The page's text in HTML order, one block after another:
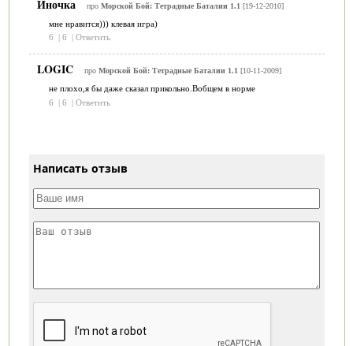
Иночка про Морской Бой: Тетрадные Баталии 1.1 [19-12-2010]
мне нравится))) клевая игра)
6
| 6 | Ответить
LOGIC про Морской Бой: Тетрадные Баталии 1.1 [10-11-2009]
не плохо,я бы даже сказал прикольно.Вобщем в норме
6
| 6 | Ответить
Написать отзыв